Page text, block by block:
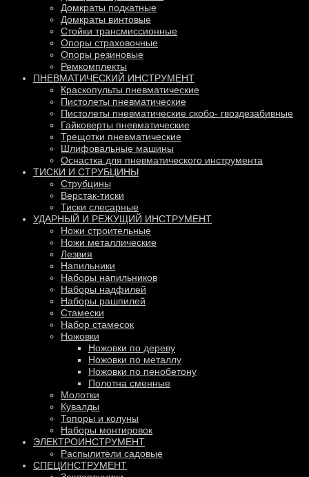
Домкраты подкатные
Домкраты винтовые
Стойки трансмиссионные
Опоры страховочные
Опоры резиновые
Ремкомплекты
ПНЕВМАТИЧЕСКИЙ ИНСТРУМЕНТ
Краскопульты пневматические
Пистолеты пневматические
Пистолеты пневматические скобо- гвоздезабивные
Гайковерты пневматические
Трещотки пневматические
Шлифовальные машины
Оснастка для пневматического инструмента
ТИСКИ И СТРУБЦИНЫ
Струбцины
Верстак-тиски
Тиски слесарные
УДАРНЫЙ И РЕЖУЩИЙ ИНСТРУМЕНТ
Ножи строительные
Ножи металлические
Лезвия
Напильники
Наборы напильников
Наборы надфилей
Наборы рашпилей
Стамески
Набор стамесок
Ножовки
Ножовки по дереву
Ножовки по металлу
Ножовки по пенобетону
Полотна сменные
Молотки
Кувалды
Топоры и колуны
Наборы монтировок
ЭЛЕКТРОИНСТРУМЕНТ
Распылители садовые
СПЕЦИНСТРУМЕНТ